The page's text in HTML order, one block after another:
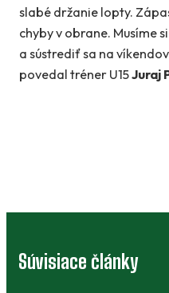
slabé držanie lopty.
chyby v obrane. Musíme
a sústrediť sa na
povedal tréner U15Juraj
Súvisiace články